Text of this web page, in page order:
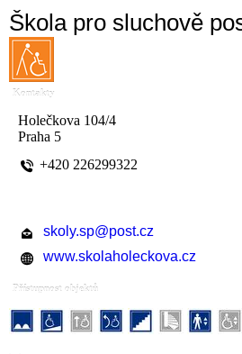
Škola pro sluchově
Kontakty
Holečkova 104/4
Praha 5
+420 226299322
skoly.sp@post.cz
www.skolaholeckova.cz
Přístupnost objektů